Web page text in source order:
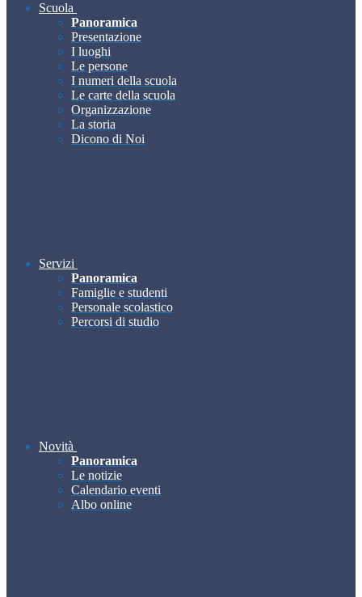
Scuola
Panoramica
Presentazione
I luoghi
Le persone
I numeri della scuola
Le carte della scuola
Organizzazione
La storia
Dicono di Noi
Servizi
Panoramica
Famiglie e studenti
Personale scolastico
Percorsi di studio
Novità
Panoramica
Le notizie
Calendario eventi
Albo online